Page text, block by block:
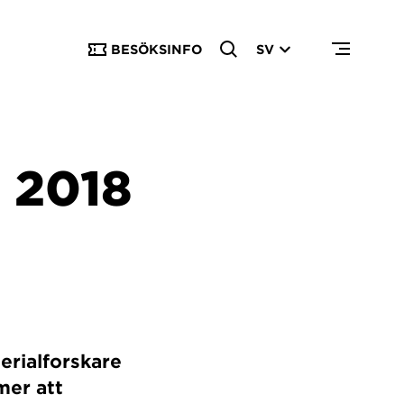
BESÖKSINFO SV
2018
att